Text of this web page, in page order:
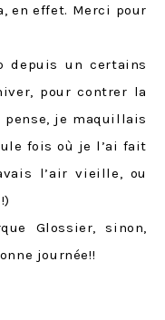
en effet. Merci pour
depuis un certains
pour contrer la
je maquillais
fois où je l’ai fait
l’air vieille, ou
Glossier, sinon,
journée!!